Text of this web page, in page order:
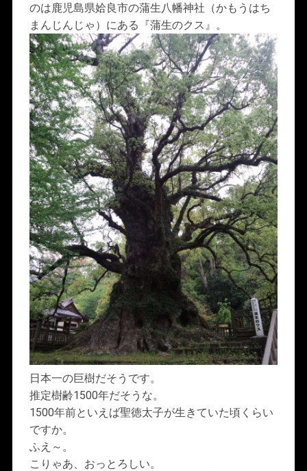
のは鹿児島県姶良市の蒲生八幡神社（かもうはち
まんじんじゃ）にある『蒲生のクス』。
日本一の巨樹だそうです。
推定樹齢1500年だそうな。
1500年前といえば聖徳太子が生きていた頃くらい
ですか。
ふえ～。
こりゃあ、おっとろしい。